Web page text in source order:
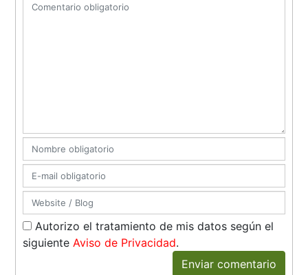
Autorizo el tratamiento de mis datos según el
siguienteAviso de Privacidad.
Enviar comentario